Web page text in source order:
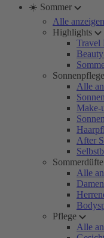
☀️ Sommer
Alle anzeigen
Highlights
Travel
Sonnenpflege
Alle
Make-
After
Sommerdüfte
Alle
Pflege
Alle